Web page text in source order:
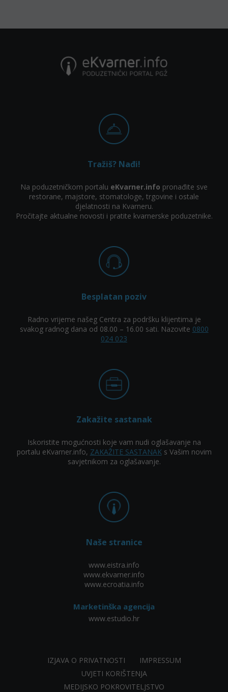
Tražiš? Nađi!
Na poduzetničkom portalu eKvarner.info pronađite sve
restorane, majstore, stomatologe, trgovine i ostale
djelatnosti na Kvarneru.
Pročitajte aktualne novosti i pratite kvarnerske poduzetnike.
Besplatan poziv
Radno vrijeme našeg Centra za podršku klijentima je
svakog radnog dana od 08.00 – 16.00 sati. Nazovite 0800
024 023
Zakažite sastanak
Iskoristite mogućnosti koje vam nudi oglašavanje na
portalu eKvarner.info, ZAKAŽITE SASTANAKs Vašim novim
savjetnikom za oglašavanje.
Naše stranice
www.eistra.info
www.ekvarner.info
www.ecroatia.info
Marketinška agencija
www.estudio.hr
IZJAVA O PRIVATNOSTI
IMPRESSUM
UVJETI KORIŠTENJA
MEDIJSKO POKROVITELJSTVO